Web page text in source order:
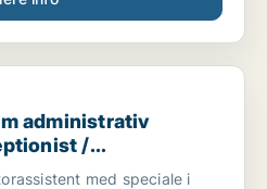
medarbejder /
administrativ
/
medarbejdermed speciale i